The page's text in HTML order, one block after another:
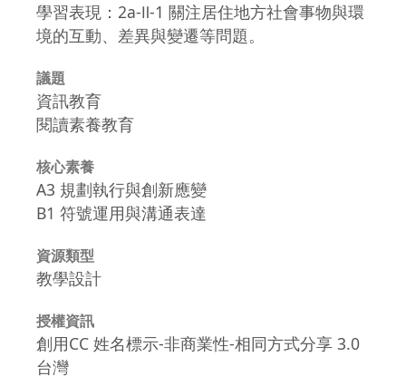
學習表現：2a-Ⅱ-1 關注居住地方社會事物與環
境的互動、差異與變遷等問題。
議題
資訊教育
閱讀素養教育
核心素養
A3 規劃執行與創新應變
B1 符號運用與溝通表達
資源類型
教學設計
授權資訊
創用CC 姓名標示-非商業性-相同方式分享 3.0
台灣